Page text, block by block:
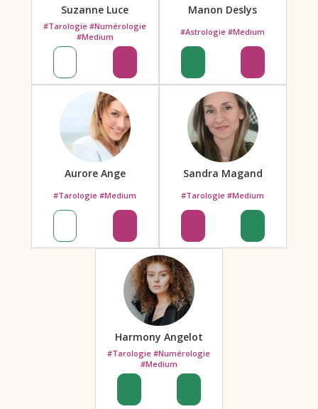
Suzanne Luce
#Tarologie #Numérologie
#Medium
Manon Deslys
#Astrologie #Medium
Aurore Ange
#Tarologie #Medium
Sandra Magand
#Tarologie #Medium
Harmony Angelot
#Tarologie #Numérologie
#Medium